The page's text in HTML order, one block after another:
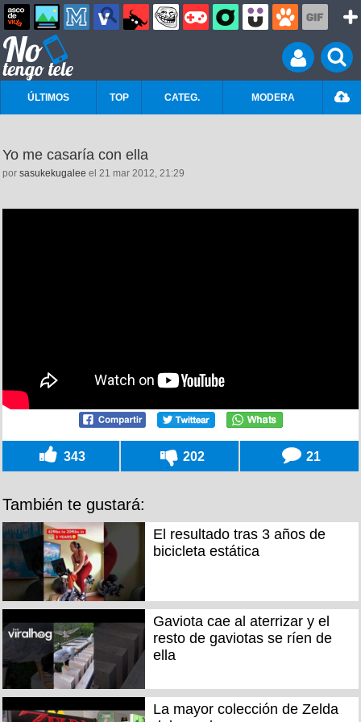
ÚLTIMOS TOP CATEG. MODERA
Yo me casaría con ella
por sasukekugalee el 21 mar 2012, 21:29
343 202 21
También te gustará:
El resultado tras 3 años de
bicicleta estática
Gaviota cae al aterrizar y el
resto de gaviotas se ríen de
ella
La mayor colección de Zelda